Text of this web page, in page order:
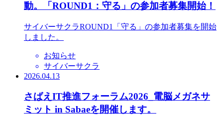
動。「ROUND1：守る」の参加者募集開始！
サイバーサクラROUND1「守る」の参加者募集を開始
しました。
お知らせ
サイバーサクラ
2026.04.13
さばえIT推進フォーラム2026_電脳メガネサ
ミット in Sabaeを開催します。